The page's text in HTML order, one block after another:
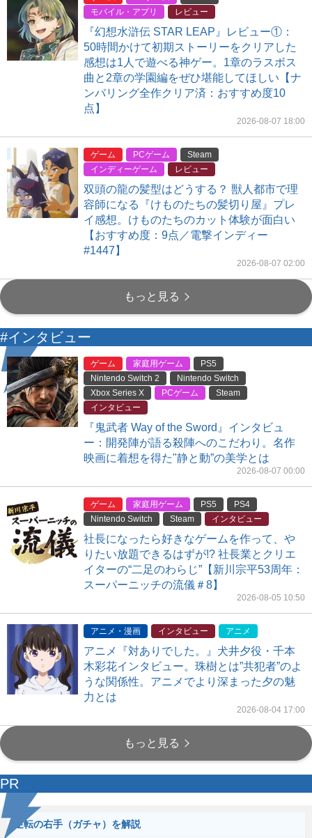
モバイル・アプリ
レビュー
『幻想水滸伝 STAR LEAP』レビュー①：
50時間かけて初期ストーリーをクリアした
感想は1人で遊べる神ゲー。1章のラスボス
曲と2章の学園編をぜひ堪能してほしい【ナ
ンバリング全作クリア済：おすすめ度10
点】
2026-08-07 18:00
ゲーム PCゲーム
Steam
インディーゲーム
レビュー
双頭の龍の髪型はどうする？ 獣人都市で理
容師になる『けものたちの髪切り屋』プレ
イ感想。けものたちのカット体験が面白い
【おすすめ度：9点／電撃インディー
#1447】
2026-08-07 02:00
もっと見る
#インタビュー
ゲーム 家庭用ゲーム
PS5
Nintendo Switch 2
Nintendo Switch
Xbox Series X
PCゲーム
Steam
インタビュー
『鬼武者 Way of the Sword』インタビュ
ー：開発陣が語る殺陣へのこだわり。名作
映画に着想を得た"静と動”の美学とは
2026-08-07 00:00
ゲーム 家庭用ゲーム PS5
PS4
Nintendo Switch
Steam インタビュー
社長になったら好きなゲームを作って、や
りたい放題できるはずが!? 社長業とクリエ
イターの“二足のわらじ”【新川宗平53周年：
スーパーニッチの流儀＃8】
2026-08-05 10:50
アニメ・漫画 インタビュー アニメ
アニメ『対ありでした。』犬井夕役・千本
木彩花インタビュー。珠樹とは”共犯者”のよ
うな関係性。アニメでより深まった夕の魅
力とは
2026-08-04 17:00
もっと見る
PR
逆転の右手（ガチャ）を解説